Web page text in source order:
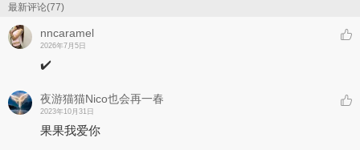
最新评论(77)
nncaramel
2026年7月5日
✔️
夜游猫猫Nico也会再一春
2023年10月31日
果果我爱你